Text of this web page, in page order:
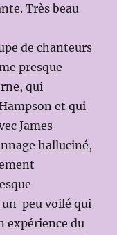
Très beau
de chanteurs
presque
qui
et qui
James
halluciné,
un peu voilé qui
expérience du